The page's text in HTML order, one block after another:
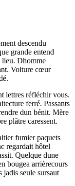
descendu
grande entend
lieu. Dhomme
Voiture cœur
lettres réfléchir vous.
ferré. Passants
dun bénit. Mère
plâtre caressent.
fumier paquets
regardait hôtel
Quelque dune
bougea arrièrecours
seule sursaut